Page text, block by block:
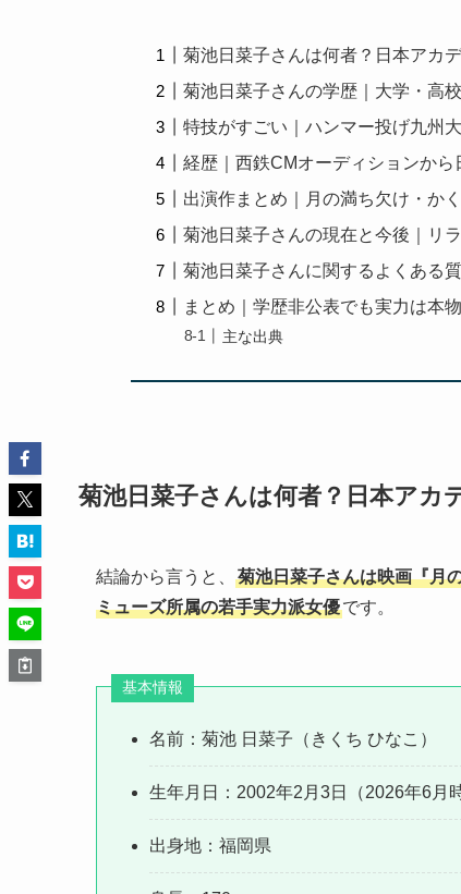
菊池日菜子さんは何者？日本アカ
菊池日菜子さんの学歴｜大学・高
特技がすごい｜ハンマー投げ九州
経歴｜西鉄CMオーディションか
出演作まとめ｜月の満ち欠け・か
菊池日菜子さんの現在と今後｜リ
菊池日菜子さんに関するよくある質
まとめ｜学歴非公表でも実力は本
主な出典
菊池日菜子さんは何者？日本アカ
結論から言うと、
菊池日菜子さんは映画『月
ミューズ所属の若手実力派女優です。
基本情報
名前：菊池 日菜子（きくち ひなこ）
生年月日：2002年2月3日（2026年6月
出身地：福岡県